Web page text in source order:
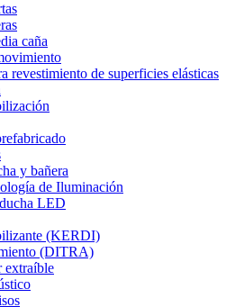
caña
revestimiento de superficies elásticas
y bañera
de Iluminación
LED
(KERDI)
(DITRA)
extraíble